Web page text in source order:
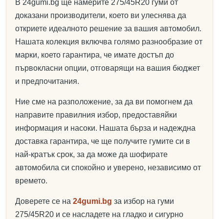
В 24gumi.bg ще намерите 275/45R20 гуми от
доказани производители, което ви улеснява да
откриете идеалното решение за вашия автомобил.
Нашата колекция включва голямо разнообразие от
марки, което гарантира, че имате достъп до
първокласни опции, отговарящи на вашия бюджет
и предпочитания.
Ние сме на разположение, за да ви помогнем да
направите правилния избор, предоставяйки
информация и насоки. Нашата бърза и надеждна
доставка гарантира, че ще получите гумите си в
най-кратък срок, за да може да шофирате
автомобила си спокойно и уверено, независимо от
времето.
Доверете се на 24gumi.bg за избор на гуми
275/45R20 и се насладете на гладко и сигурно